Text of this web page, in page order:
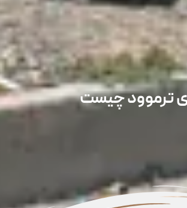
ترموود چیست